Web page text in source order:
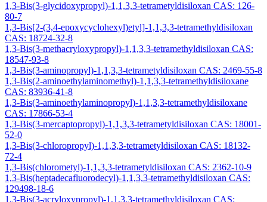
1,3-Bis(3-glycidoxypropyl)-1,1,3,3-tetrametyldisiloxan CAS: 126-
80-7
1,3-Bis[2-(3,4-epoxycyclohexyl)etyl]-1,1,3,3-tetramethyldisiloxan
CAS: 18724-32-8
1,3-Bis(3-methacryloxypropyl)-1,1,3,3-tetramethyldisiloxan CAS:
18547-93-8
1,3-Bis(3-aminopropyl)-1,1,3,3-tetrametyldisiloxan CAS: 2469-55-8
1,3-Bis(2-aminoethylaminomethyl)-1,1,3,3-tetramethyldisiloxane
CAS: 83936-41-8
1,3-Bis(3-aminoethylaminopropyl)-1,1,3,3-tetramethyldisiloxane
CAS: 17866-53-4
1,3-Bis(3-mercaptopropyl)-1,1,3,3-tetrametyldisiloxan CAS: 18001-
52-0
1,3-Bis(3-chloropropyl)-1,1,3,3-tetrametyldisiloxan CAS: 18132-
72-4
1,3-Bis(chlorometyl)-1,1,3,3-tetrametyldisiloxan CAS: 2362-10-9
1,3-Bis(heptadecafluorodecyl)-1,1,3,3-tetramethyldisiloxan CAS:
129498-18-6
1,3-Bis(3-acryloxypropyl)-1,1,3,3-tetramethyldisiloxan CAS: